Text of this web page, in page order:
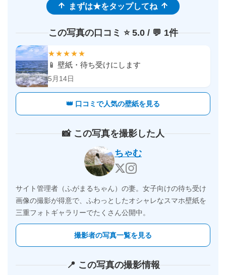
まずは★をタップしてね
この写真の口コミ ⭐️ 5.0 / 💬 1件
★★★★★
📱 壁紙・待ち受けにします
5月14日
👑 口コミで人気の壁紙を見る
📸 この写真を撮影した人
ちゃむ
サイト管理者（ふがまるちゃん）の妻。女子向けの待ち受け
画像の撮影が得意で、ふわっとしたオシャレなスマホ壁紙を
三重フォトギャラリーでたくさん公開中。
撮影者の写真一覧を見る
📍 この写真の撮影情報